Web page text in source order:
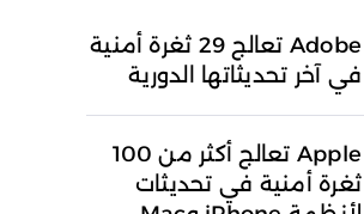
Adobe تعالج 29 ثغرة أمنية
في آخر تحديثاتها الدورية
Apple تعالج أكثر من 100
ثغرة أمنية في تحديثات